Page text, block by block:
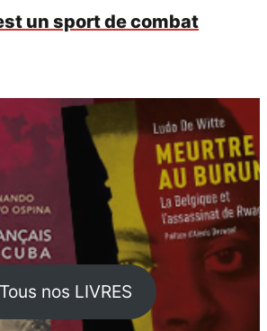
un sport de combat
Tous nos LIVRES